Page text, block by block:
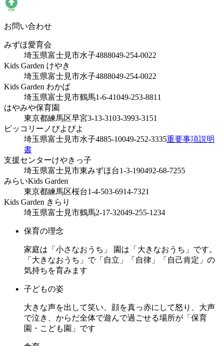
お問い合わせ
みずほ愛育会
埼玉県富士見市水子4888049-254-0022
Kids Garden けやき
埼玉県富士見市水子4888049-254-0022
Kids Garden わかば
埼玉県富士見市鶴馬1-6-41049-253-8811
はやみや保育園
東京都練馬区早宮3-13-3103-3993-3151
ピッコリーノぴよぴよ
埼玉県富士見市水子4885-10049-252-3335重要事項説明
書
支援センターけやきっ子
埼玉県富士見市東みずほ台1-3-190492-68-7255
みらいKids Garden
東京都練馬区桜台1-4-503-6914-7321
Kids Garden きらり
埼玉県富士見市鶴馬2-17-32049-255-1234
保育の理念
家庭は「小さなおうち」 園は「大きなおうち」です。
「大きなおうち」で「自立」「自律」「自己肯定」の
気持ちを育みます
子どもの姿
大きな声を出して笑い、顔を真っ赤にして怒り、大声
で泣き、からだ全体で遊んで過ごせる場所が「保育
園・こども園」です